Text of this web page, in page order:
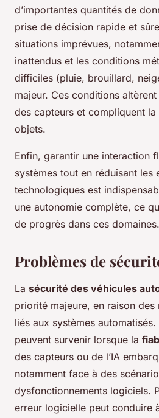
d’importantes quantités de
prise de décision rapide et
situations imprévues,
inattendus et les conditions
difficiles (pluie, brouillard,
majeur. Ces conditions
des capteurs et compliquent
objets.
Enfin, garantir une interaction
systèmes tout en réduisant les
technologiques est
une autonomie complète, ce
de progrès dans ces domaines.
Problèmes de
La sécurité des véhicules
priorité majeure, en raison des
liés aux systèmes
peuvent survenir lorsque la
des capteurs ou de l’IA
notamment face à des
dysfonctionnements logiciels.
erreur logicielle peut conduire